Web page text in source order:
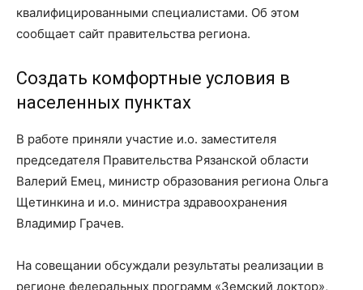
квалифицированными специалистами. Об этом
сообщает сайт правительства региона.
Создать комфортные условия в
населенных пунктах
В работе приняли участие и.о. заместителя
председателя Правительства Рязанской области
Валерий Емец, министр образования региона Ольга
Щетинкина и и.о. министра здравоохранения
Владимир Грачев.
На совещании обсуждали результаты реализации в
регионе федеральных программ «Земский доктор»,